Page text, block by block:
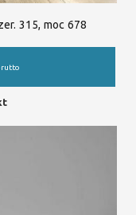
315, moc 678